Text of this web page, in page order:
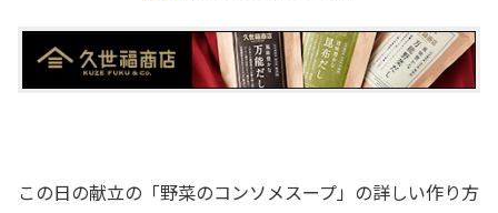
この日の献立の「野菜のコンソメスープ」の詳しい作り方